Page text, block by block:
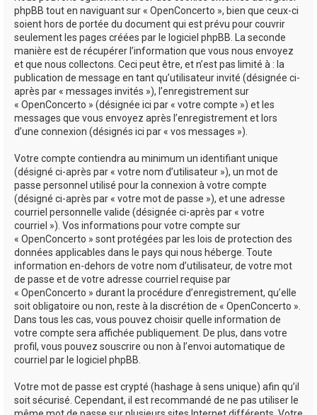
phpBB tout en naviguant sur « OpenConcerto », bien que ceux-ci
soient hors de portée du document qui est prévu pour couvrir
seulement les pages créées par le logiciel phpBB. La seconde
manière est de récupérer l’information que vous nous envoyez
et que nous collectons. Ceci peut être, et n’est pas limité à : la
publication de message en tant qu’utilisateur invité (désignée ci-
après par « messages invités »), l’enregistrement sur
« OpenConcerto » (désignée ici par « votre compte ») et les
messages que vous envoyez après l’enregistrement et lors
d’une connexion (désignés ici par « vos messages »).
Votre compte contiendra au minimum un identifiant unique
(désigné ci-après par « votre nom d’utilisateur »), un mot de
passe personnel utilisé pour la connexion à votre compte
(désigné ci-après par « votre mot de passe »), et une adresse
courriel personnelle valide (désignée ci-après par « votre
courriel »). Vos informations pour votre compte sur
« OpenConcerto » sont protégées par les lois de protection des
données applicables dans le pays qui nous héberge. Toute
information en-dehors de votre nom d’utilisateur, de votre mot
de passe et de votre adresse courriel requise par
« OpenConcerto » durant la procédure d’enregistrement, qu’elle
soit obligatoire ou non, reste à la discrétion de « OpenConcerto ».
Dans tous les cas, vous pouvez choisir quelle information de
votre compte sera affichée publiquement. De plus, dans votre
profil, vous pouvez souscrire ou non à l’envoi automatique de
courriel par le logiciel phpBB.
Votre mot de passe est crypté (hashage à sens unique) afin qu’il
soit sécurisé. Cependant, il est recommandé de ne pas utiliser le